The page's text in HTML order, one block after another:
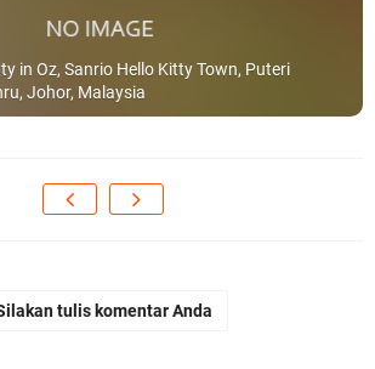
in Oz, Sanrio Hello Kitty Town, Puteri
Johor, Malaysia
tulis komentar Anda